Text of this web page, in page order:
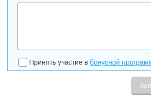
Принять участие в бонусной